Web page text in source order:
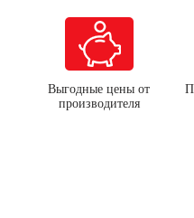
Выгодные цены от
производителя